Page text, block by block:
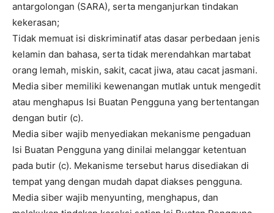
antargolongan (SARA), serta menganjurkan tindakan
kekerasan;
Tidak memuat isi diskriminatif atas dasar perbedaan jenis
kelamin dan bahasa, serta tidak merendahkan martabat
orang lemah, miskin, sakit, cacat jiwa, atau cacat jasmani.
Media siber memiliki kewenangan mutlak untuk mengedit
atau menghapus Isi Buatan Pengguna yang bertentangan
dengan butir (c).
Media siber wajib menyediakan mekanisme pengaduan
Isi Buatan Pengguna yang dinilai melanggar ketentuan
pada butir (c). Mekanisme tersebut harus disediakan di
tempat yang dengan mudah dapat diakses pengguna.
Media siber wajib menyunting, menghapus, dan